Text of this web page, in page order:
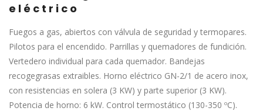
eléctrico
Fuegos a gas, abiertos con válvula de seguridad y termopares.
Pilotos para el encendido. Parrillas y quemadores de fundición.
Vertedero individual para cada quemador. Bandejas
recogegrasas extraibles. Horno eléctrico GN-2/1 de acero inox,
con resistencias en solera (3 KW) y parte superior (3 KW).
Potencia de horno: 6 kW. Control termostático (130-350 ºC).